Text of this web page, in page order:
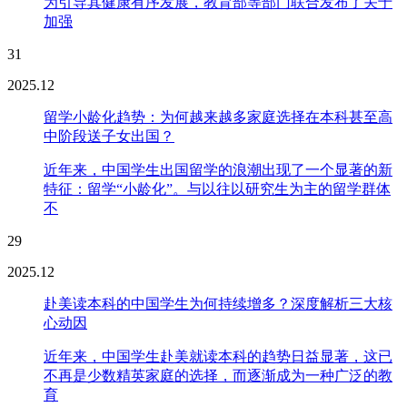
加强
31
2025.12
留学小龄化趋势：为何越来越多家庭选择在本科甚至高
中阶段送子女出国？
近年来，中国学生出国留学的浪潮出现了一个显著的新
特征：留学“小龄化”。与以往以研究生为主的留学群体
不
29
2025.12
赴美读本科的中国学生为何持续增多？深度解析三大核
心动因
近年来，中国学生赴美就读本科的趋势日益显著，这已
不再是少数精英家庭的选择，而逐渐成为一种广泛的教
育